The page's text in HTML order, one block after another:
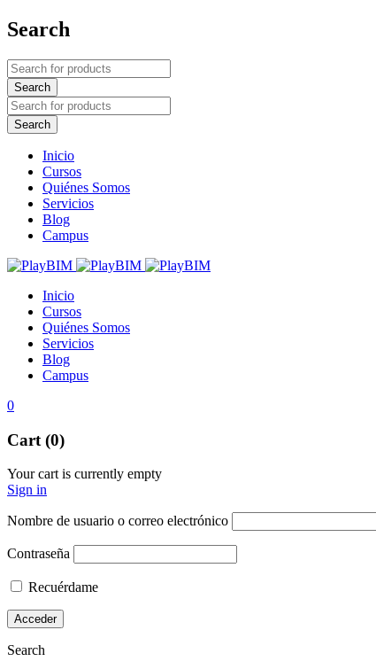
Search
Inicio
Cursos
Quiénes Somos
Servicios
Blog
Campus
Inicio
Cursos
Quiénes Somos
Servicios
Blog
Campus
0
Cart (0)
Your cart is currently empty
Sign in
Nombre de usuario o correo electrónico
Contraseña
Recuérdame
Search